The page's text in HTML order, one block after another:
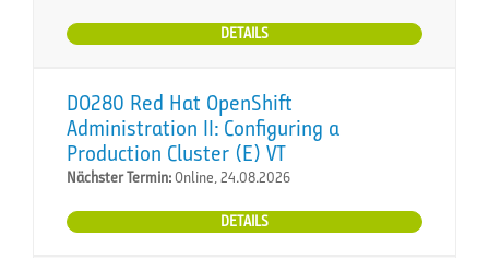
DETAILS
DO280 Red Hat OpenShift
Administration II: Configuring a
Production Cluster (E) VT
Nächster Termin:Online, 24.08.2026
DETAILS